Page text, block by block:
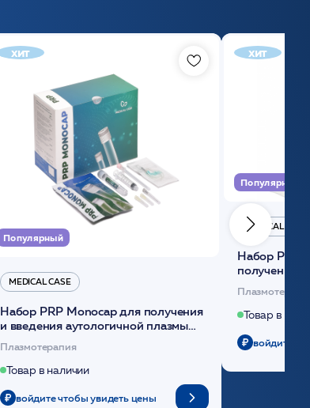
хит
Популярный
MEDICAL CASE
Набор PRP Monocap для получения
и введения аутологичной плазмы
(саше 1шт)/Medical Case
Плазмотерапия
Товар в наличии
войдите чтобы увидеть цены
хит
Популярный
MEDICAL CASE
Набор Plasmoactive Стандарт для
получения
плазмы
Товар в
войдите